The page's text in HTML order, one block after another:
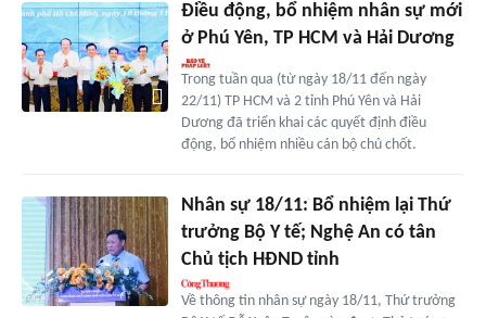
Điều động, bổ nhiệm nhân sự mới
ở Phú Yên, TP HCM và Hải Dương
Trong tuần qua (từ ngày 18/11 đến ngày
22/11) TP HCM và 2 tỉnh Phú Yên và Hải
Dương đã triển khai các quyết định điều
động, bổ nhiệm nhiều cán bộ chủ chốt.
Nhân sự 18/11: Bổ nhiệm lại Thứ
trưởng Bộ Y tế; Nghệ An có tân
Chủ tịch HĐND tỉnh
Về thông tin nhân sự ngày 18/11, Thứ trưởng